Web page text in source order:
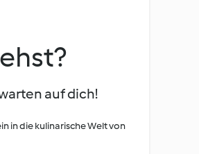
auf dich!
in die kulinarische Welt von